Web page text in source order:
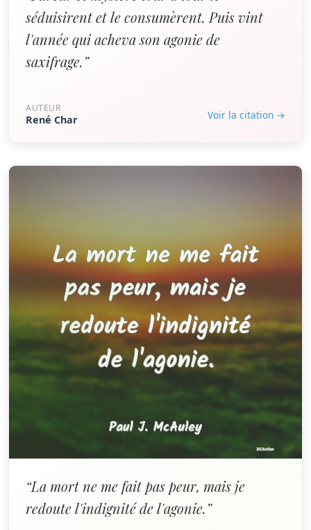
séduisirent et le consumèrent. Puis vint
l'année qui acheva son agonie de
saxifrage.”
AUTEUR
René Char Voir la citation →
“La mort ne me fait pas peur, mais je
redoute l'indignité de l'agonie.”